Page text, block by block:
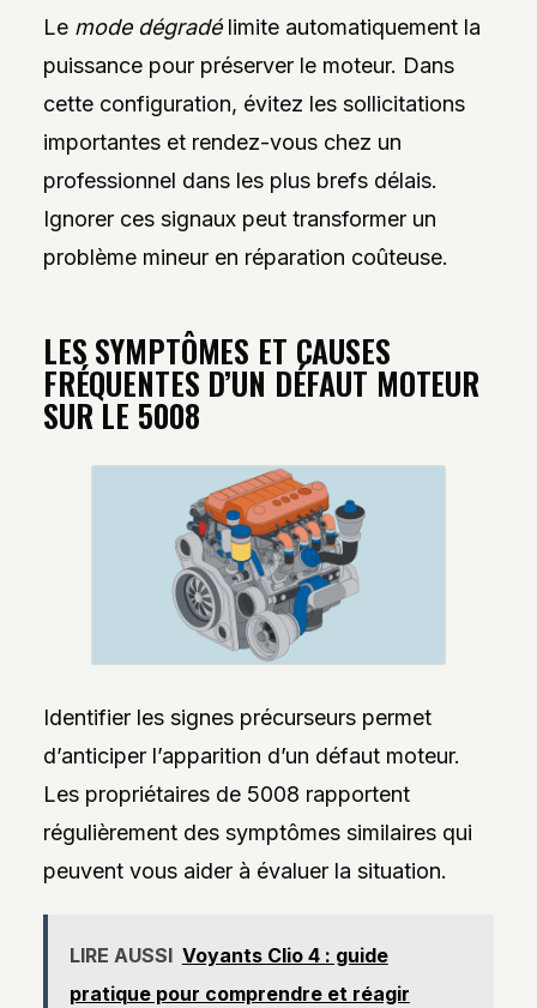
Le mode dégradélimite automatiquement la
puissance pour préserver le moteur. Dans
cette configuration, évitez les sollicitations
importantes et rendez-vous chez un
professionnel dans les plus brefs délais.
Ignorer ces signaux peut transformer un
problème mineur en réparation coûteuse.
LES SYMPTÔMES ET CAUSES
FRÉQUENTES D’UN DÉFAUT MOTEUR
SUR LE 5008
Identifier les signes précurseurs permet
d’anticiper l’apparition d’un défaut moteur.
Les propriétaires de 5008 rapportent
régulièrement des symptômes similaires qui
peuvent vous aider à évaluer la situation.
LIRE AUSSI Voyants Clio 4 : guide
pratique pour comprendre et réagir